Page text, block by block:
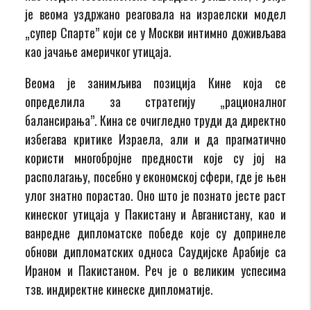
је веома уздржано реаговала на израелски модел
„супер Спарте” који се у Москви интимно доживљава
као јачање америчког утицаја.
Веома је занимљива позиција Кине која се
определила за стратегију „рационалног
балансирања”. Кина се очигледно труди да директно
избегава критике Израела, али и да прагматично
користи многобројне предности које су јој на
располагању, посебно у економској сфери, где је њен
улог знатно порастао. Оно што је познато јесте раст
кинеског утицаја у Пакистану и Авганистану, као и
ванредне дипломатске победе које су допринеле
обнови дипломатских односа Саудијске Арабије са
Ираном и Пакистаном. Реч је о великим успесима
тзв. индиректне кинеске дипломатије.